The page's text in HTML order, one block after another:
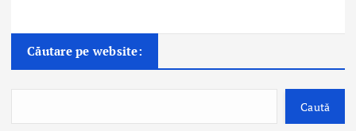
Căutare pe website:
Caută